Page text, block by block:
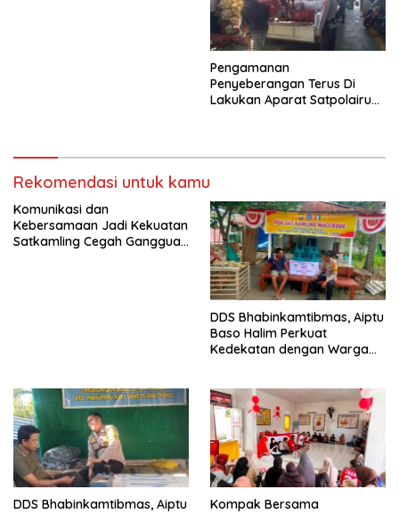
Pengamanan
Penyeberangan Terus Di
Lakukan Aparat Satpolairud
Rekomendasi untuk kamu
Komunikasi dan
Kebersamaan Jadi Kekuatan
Satkamling Cegah Gangguan
DDS Bhabinkamtibmas, Aiptu
Baso Halim Perkuat
Kedekatan dengan Warga
DDS Bhabinkamtibmas, Aiptu
Kompak Bersama